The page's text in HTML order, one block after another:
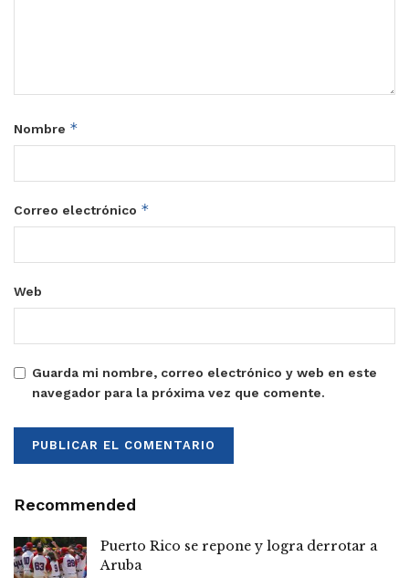
Nombre *
Correo electrónico *
Web
Guarda mi nombre, correo electrónico y web en este
navegador para la próxima vez que comente.
Recommended
Puerto Rico se repone y logra derrotar a
Aruba